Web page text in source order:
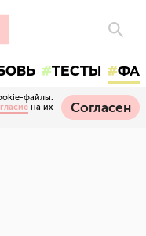
ТЕСТЫ
файлы.
на их
Согласен